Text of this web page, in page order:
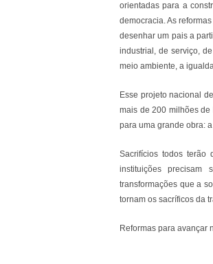
orientadas para a
democracia. As
desenhar um pais a
industrial, de serviço,
meio ambiente, a
Esse projeto nacional
mais de 200 milhões
para uma grande obra:
Sacrifícios todos terão
instituições precisam
transformações que a
tornam os sacríficos da
Reformas para avançar